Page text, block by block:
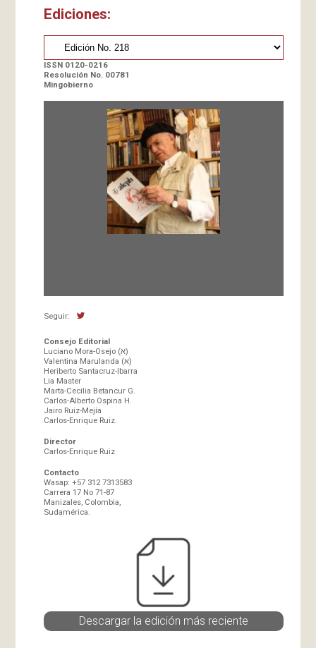
Ediciones:
ISSN 0120-0216
Resolución No. 00781
Mingobierno
Seguir:
Consejo Editorial
Luciano Mora-Osejo (א)
Valentina Marulanda (א)
Heriberto Santacruz-Ibarra
Lia Master
Marta-Cecilia Betancur G.
Carlos-Alberto Ospina H.
Jairo Ruiz-Mejía
Carlos-Enrique Ruiz.
Director
Carlos-Enrique Ruiz
Contacto
Wasap: +57 312 7313583
Carrera 17 No 71-87
Manizales, Colombia,
Sudamérica.
Descargar la edición más reciente